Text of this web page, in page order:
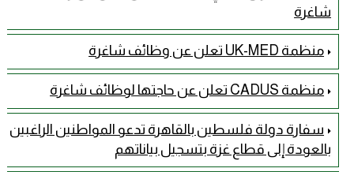
شاغرة
منظمة UK-MED تعلن عن وظائف شاغرة
منظمة CADUS تعلن عن حاجتها لوظائف شاغرة
سفارة دولة فلسطين بالقاهرة تدعو المواطنين الراغبين
بالعودة إلى قطاع غزة بتسجيل بياناتهم